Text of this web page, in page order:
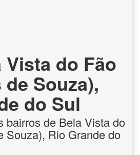
Vista do Fão
Souza),
do Sul
bairros de Bela Vista do
Souza), Rio Grande do